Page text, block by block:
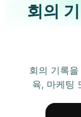
회의
회의 기록
육, 마케팅